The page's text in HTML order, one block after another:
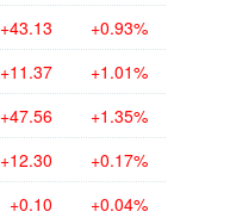
+43.13 +0.93%
+11.37 +1.01%
+47.56 +1.35%
+12.30 +0.17%
+0.10 +0.04%